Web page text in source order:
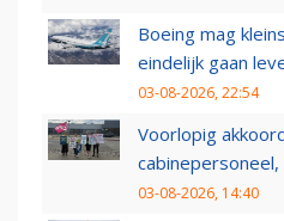
Boeing mag
eindelijk gaan
03-08-2026, 22:54
Voorlopig
03-08-2026, 14:40